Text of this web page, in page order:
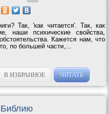
Так, 'как читается'. Так, как
наши психические свойства,
Кажется нам, что
по большей части,...
В ИЗБРАННОЕ ЧИТАТЬ
Библию